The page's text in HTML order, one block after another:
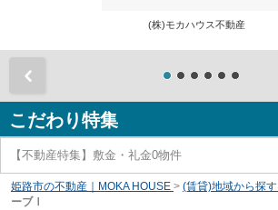
(株)モカハウス不動産
こだわり特集
【不動産特集】敷金・礼金0物件
姫路市の不動産｜MOKA HOUSE > (賃貸)地域から探す
ーブⅠ